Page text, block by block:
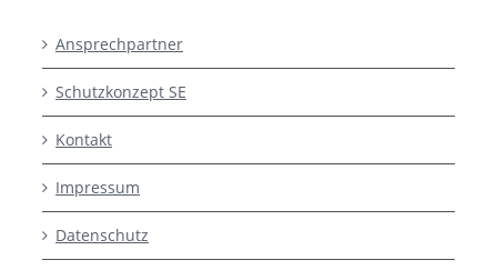
Ansprechpartner
Schutzkonzept SE
Kontakt
Impressum
Datenschutz